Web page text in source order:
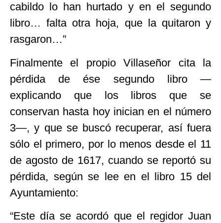
cabildo lo han hurtado y en el segundo
libro… falta otra hoja, que la quitaron y
rasgaron…”
Finalmente el propio Villaseñor cita la
pérdida de ése segundo libro —
explicando que los libros que se
conservan hasta hoy inician en el número
3—, y que se buscó recuperar, así fuera
sólo el primero, por lo menos desde el 11
de agosto de 1617, cuando se reportó su
pérdida, según se lee en el libro 15 del
Ayuntamiento:
“Este día se acordó que el regidor Juan